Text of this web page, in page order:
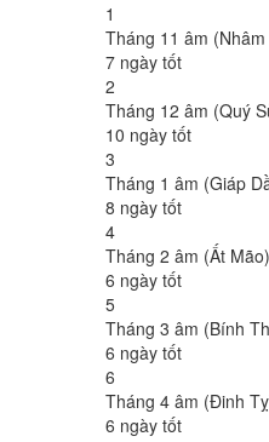
1
Tháng 11 âm (Nhâm
7 ngày tốt
2
Tháng 12 âm (Quý
10 ngày tốt
3
Tháng 1 âm (Giáp
8 ngày tốt
4
Tháng 2 âm (Ất Mão)
6 ngày tốt
5
Tháng 3 âm (Bính
6 ngày tốt
6
Tháng 4 âm (Đinh
6 ngày tốt